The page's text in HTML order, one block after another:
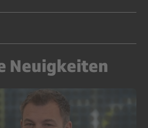
Neuigkeiten